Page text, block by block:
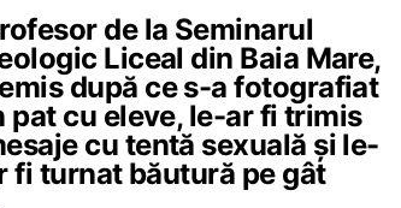
de la Seminarul
Liceal din Baia Mare,
după ce s-a fotografiat
pat cu eleve, le-ar fi trimis
cu tentă sexuală şi le-
fi turnat băutură pe gât